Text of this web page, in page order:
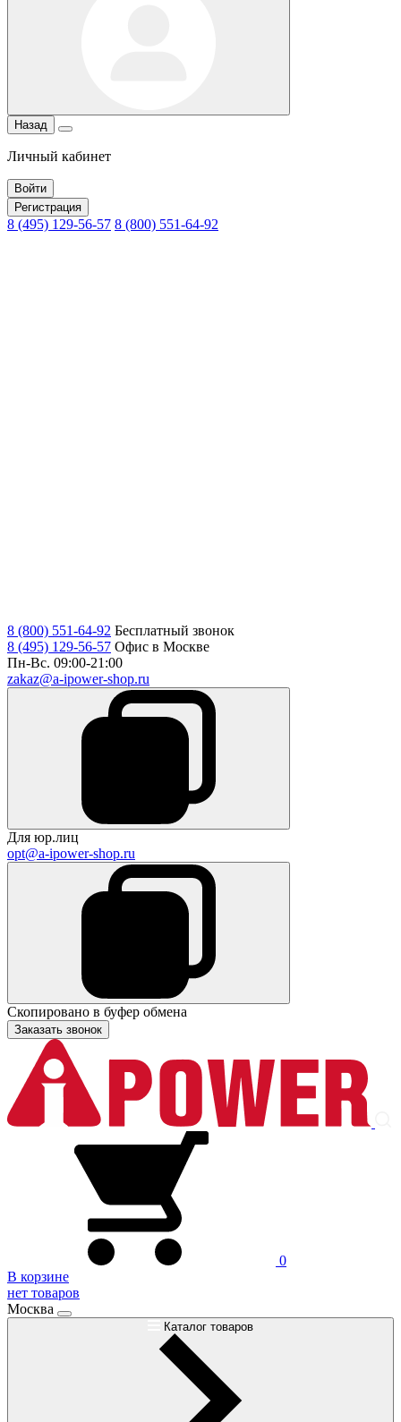
Назад
Личный кабинет
Войти
Регистрация
8 (495) 129-56-57 8 (800) 551-64-92
8 (800) 551-64-92 Бесплатный звонок
8 (495) 129-56-57 Офис в Москве
Пн-Вс. 09:00-21:00
zakaz@a-ipower-shop.ru
Для юр.лиц
opt@a-ipower-shop.ru
Скопировано в буфер обмена
Заказать звонок
0
В корзине
нет товаров
Москва
Каталог товаров